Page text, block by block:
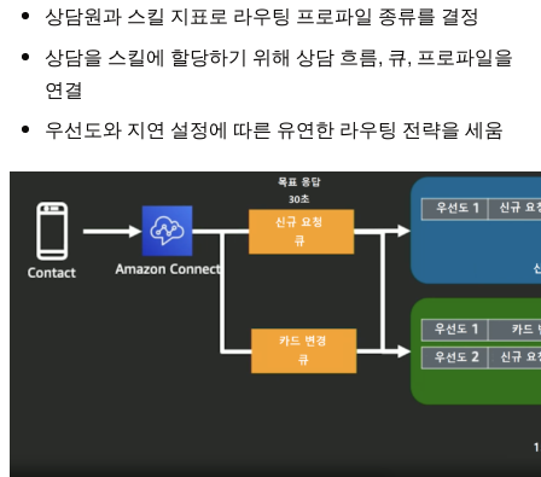
상담원과 스킬 지표로 라우팅 프로파일 종류를 결정
상담을 스킬에 할당하기 위해 상담 흐름, 큐, 프로파일을
연결
우선도와 지연 설정에 따른 유연한 라우팅 전략을 세움